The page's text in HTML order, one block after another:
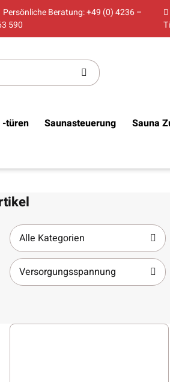
Persönliche Beratung: +49 (0) 4236 –
590
türen Saunasteuerung Sauna
Alle Kategorien
Versorgungsspannung